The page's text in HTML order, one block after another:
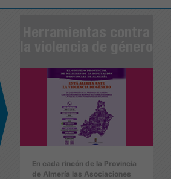
En cada rincón de la Provincia
de Almería las Asociaciones